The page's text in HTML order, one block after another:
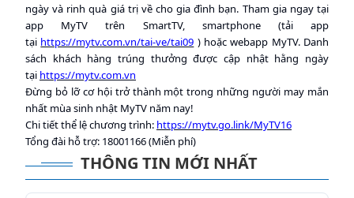
ngày và rinh quà giá trị về cho gia đình bạn. Tham gia ngay tại
app MyTV trên SmartTV, smartphone (tải app
tại https://mytv.com.vn/tai-ve/tai09 ) hoặc webapp MyTV. Danh
sách khách hàng trúng thưởng được cập nhật hằng ngày
tại https://mytv.com.vn
Đừng bỏ lỡ cơ hội trở thành một trong những người may mắn
nhất mùa sinh nhật MyTV năm nay!
Chi tiết thể lệ chương trình: https://mytv.go.link/MyTV16
Tổng đài hỗ trợ: 18001166 (Miễn phí)
THÔNG TIN MỚI NHẤT